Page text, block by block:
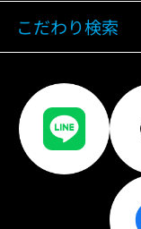
こだわり検索